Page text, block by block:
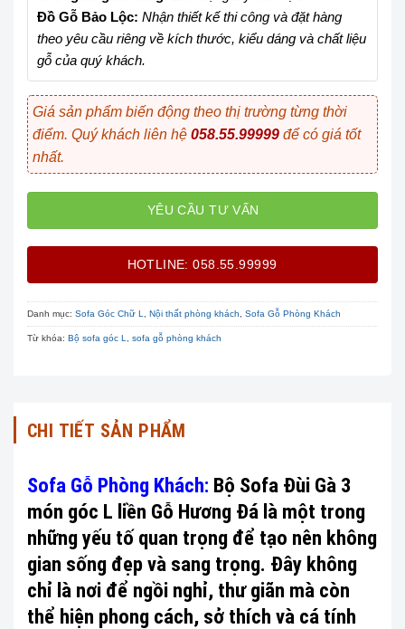
Đồ Gỗ Bảo Lộc: Nhận thiết kế thi công và đặt hàng
theo yêu cầu riêng về kích thước, kiểu dáng và chất liệu
gỗ của quý khách.
Giá sản phẩm biến động theo thị trường từng thời
điểm. Quý khách liên hệ 058.55.99999 để có giá tốt
nhất.
YÊU CẦU TƯ VẤN
HOTLINE: 058.55.99999
Danh mục: Sofa Góc Chữ L Nội thất phòng khách Sofa Gỗ Phòng Khách
Từ khóa: Bộ sofa góc L sofa gỗ phòng khách
CHI TIẾT SẢN PHẨM
Sofa Gỗ Phòng Khách: Bộ Sofa Đùi Gà 3
món góc L liền Gỗ Hương Đá là một trong
những yếu tố quan trọng để tạo nên không
gian sống đẹp và sang trọng. Đây không
chỉ là nơi để ngồi nghỉ, thư giãn mà còn
thể hiện phong cách, sở thích và cá tính